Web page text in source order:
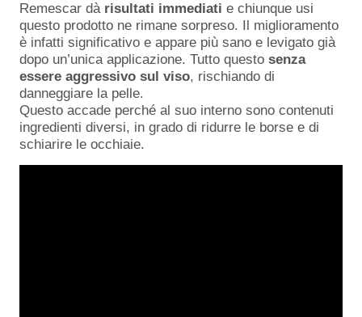
Remescar dà risultati immediati e chiunque usi
questo prodotto ne rimane sorpreso. Il miglioramento
è infatti significativo e appare più sano e levigato già
dopo un’unica applicazione. Tutto questo senza
essere aggressivo sul viso, rischiando di
danneggiare la pelle.
Questo accade perché al suo interno sono contenuti
ingredienti diversi, in grado di ridurre le borse e di
schiarire le occhiaie.